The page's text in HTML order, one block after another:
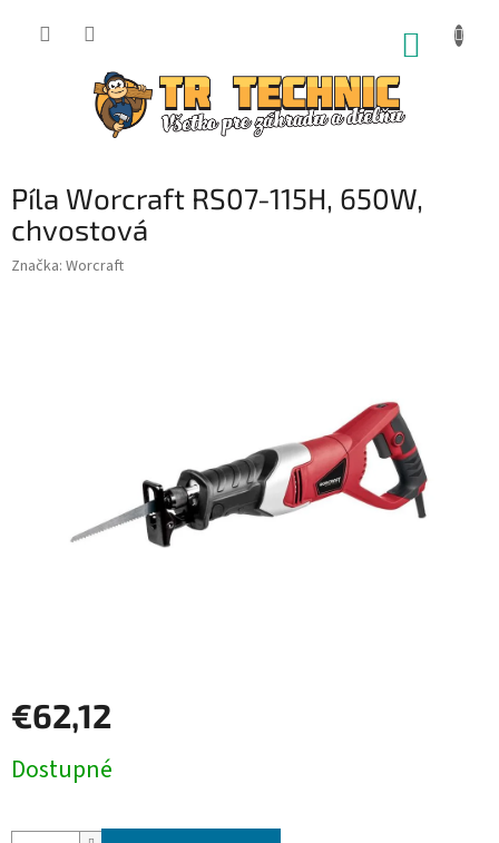
Píla Worcraft RS07-115H, 650W,
chvostová
Značka: Worcraft
€62,12
cena:
Dostupné